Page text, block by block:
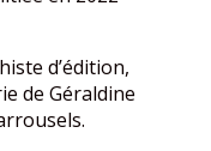
d’édition,
de Géraldine